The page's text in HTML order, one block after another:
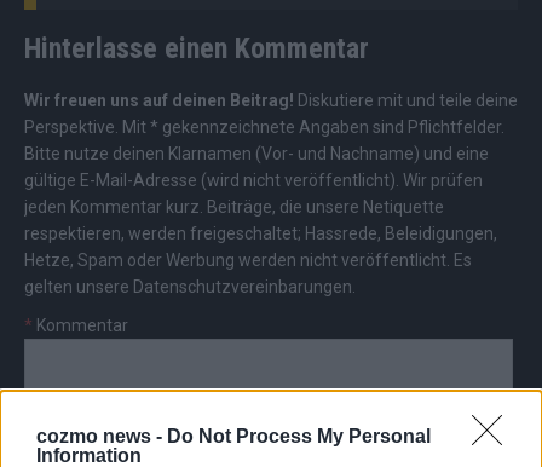
cozmo news - Do Not Process My Personal
Information
Hinterlasse einen Kommentar
Wir freuen uns auf deinen Beitrag! Diskutiere mit und teile deine
Perspektive. Mit * gekennzeichnete Angaben sind Pflichtfelder.
Bitte nutze deinen Klarnamen (Vor- und Nachname) und eine
gültige E-Mail-Adresse (wird nicht veröffentlicht). Wir prüfen
jeden Kommentar kurz. Beiträge, die unsere Netiquette
respektieren, werden freigeschaltet; Hassrede, Beleidigungen,
Hetze, Spam oder Werbung werden nicht veröffentlicht. Es
gelten unsere Datenschutzvereinbarungen
* Kommentar